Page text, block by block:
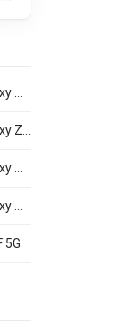
5G